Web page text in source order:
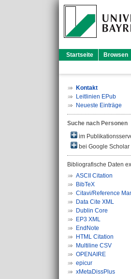
Startseite Browsen
Kontakt
Leitlinien EPub
Neueste Einträge
Suche nach Personen
im
bei Google Scholar
Bibliografische Daten
ASCII Citation
BibTeX
Citavi/Reference
Data Cite XML
Dublin Core
EP3 XML
EndNote
HTML Citation
Multiline CSV
OPENAIRE
epicur
xMetaDissPlus